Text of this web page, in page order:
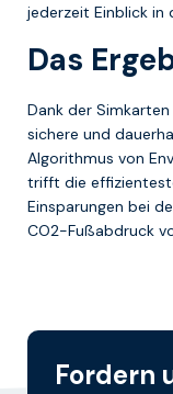
jederzeit Einblick in
Das
Dank der
sichere und
Algorithmus von
trifft die
Einsparungen bei
CO2-Fußabdruck
Fordern